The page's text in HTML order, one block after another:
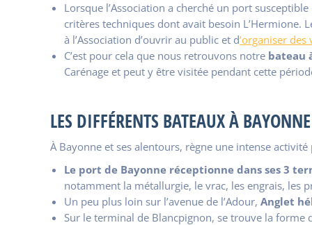
Lorsque l’Association a cherché un port
critères techniques dont avait besoin L’Hermione.
à l’Association d’ouvrir au public et d’organiser des
C’est pour cela que nous retrouvons notre bateau
Carénage et peut y être visitée pendant cette
LES DIFFÉRENTS BATEAUX À
À Bayonne et ses alentours, règne une intense
Le port de Bayonne réceptionne dans ses 3
notamment la métallurgie, le vrac, les engrais, les
Un peu plus loin sur l’avenue de l’Adour, Anglet
Sur le terminal de Blancpignon, se trouve la forme